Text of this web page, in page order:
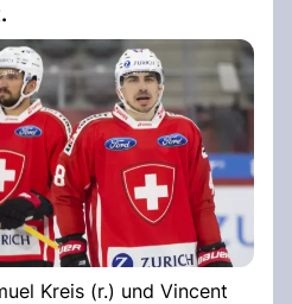
Kreis (r.) und Vincent